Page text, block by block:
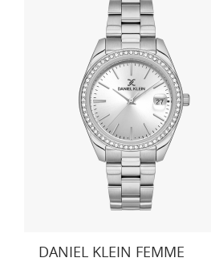
DANIEL KLEIN FEMME